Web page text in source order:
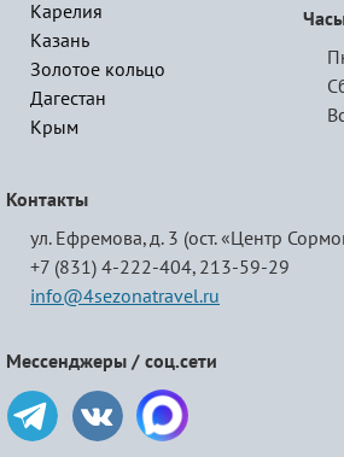
Карелия
Казань
Золотое кольцо
Дагестан
Крым
Контакты
ул. Ефремова, д. 3 (ост. «Центр
+7 (831) 4-222-404, 213-59-29
info@4sezonatravel.ru
Мессенджеры / соц.сети